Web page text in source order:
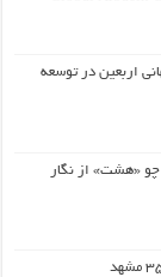
اربعین در توسعه
«هشت» از نگار